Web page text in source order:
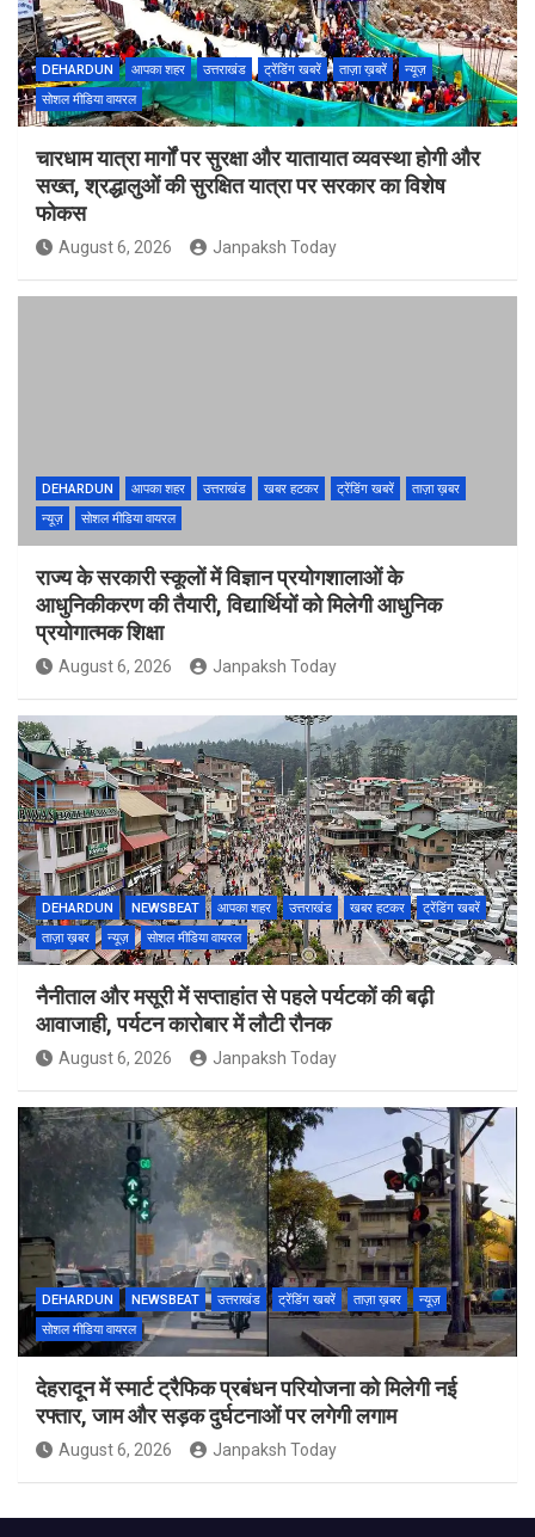
DEHARDUN आपका शहर उत्तराखंड ट्रेंडिंग खबरें ताज़ा ख़बरें
न्यूज़
सोशल मीडिया वायरल
चारधाम यात्रा मार्गों पर सुरक्षा और यातायात व्यवस्था होगी और
सख्त, श्रद्धालुओं की सुरक्षित यात्रा पर सरकार का विशेष
फोकस
August 6, 2026 Janpaksh Today
DEHARDUN आपका शहर उत्तराखंड खबर हटकर ट्रेंडिंग खबरें
ताज़ा ख़बर
न्यूज़
सोशल मीडिया वायरल
राज्य के सरकारी स्कूलों में विज्ञान प्रयोगशालाओं के
आधुनिकीकरण की तैयारी, विद्यार्थियों को मिलेगी आधुनिक
प्रयोगात्मक शिक्षा
August 6, 2026 Janpaksh Today
DEHARDUN NEWSBEAT आपका शहर उत्तराखंड खबर हटकर
ट्रेंडिंग खबरें
ताज़ा ख़बर
न्यूज़ सोशल मीडिया वायरल
नैनीताल और मसूरी में सप्ताहांत से पहले पर्यटकों की बढ़ी
आवाजाही, पर्यटन कारोबार में लौटी रौनक
August 6, 2026 Janpaksh Today
DEHARDUN NEWSBEAT उत्तराखंड ट्रेंडिंग खबरें ताज़ा ख़बर
न्यूज़
सोशल मीडिया वायरल
देहरादून में स्मार्ट ट्रैफिक प्रबंधन परियोजना को मिलेगी नई
रफ्तार, जाम और सड़क दुर्घटनाओं पर लगेगी लगाम
August 6, 2026 Janpaksh Today